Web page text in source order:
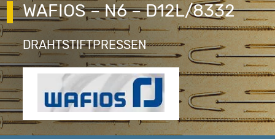
WAFIOS – N6 – D12L/8332
DRAHTSTIFTPRESSEN